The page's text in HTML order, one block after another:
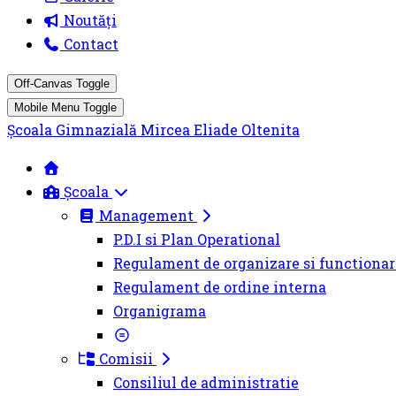
Noutăți
Contact
Off-Canvas Toggle
Mobile Menu Toggle
Școala Gimnazială Mircea Eliade Oltenita
Școala
Management
P.D.I si Plan Operational
Regulament de organizare si
Regulament de ordine interna
Organigrama
Comisii
Consiliul de administratie